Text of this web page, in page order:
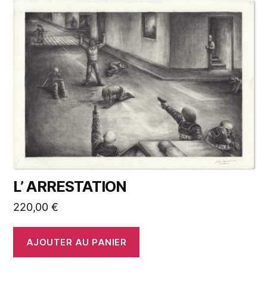
L’ ARRESTATION
220,00 €
AJOUTER AU PANIER